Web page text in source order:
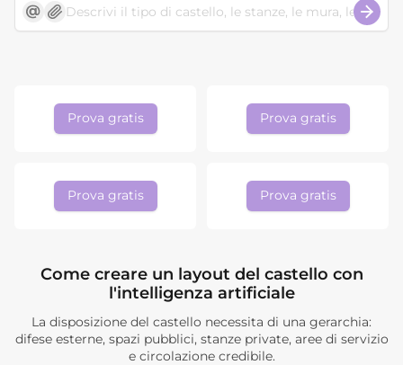
Prova gratis Prova gratis
Prova gratis Prova gratis
Come creare un layout del castello con
l'intelligenza artificiale
La disposizione del castello necessita di una gerarchia:
difese esterne, spazi pubblici, stanze private, aree di servizio
e circolazione credibile.